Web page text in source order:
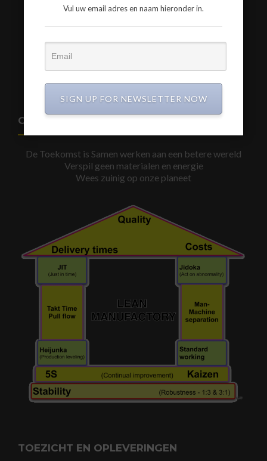
www.a3-advies.com
www.a3-advies.eu
CIRCULAIR BOUWEN
De Toekomst is Samen werken aan een betere wereld
Verspil geen materialen en energie
Wees zuinig op onze planeet
TOEZICHT EN OPLEVERINGEN
Vul uw email adres en naam hieronder in.
SIGN UP FOR NEWSLETTER NOW